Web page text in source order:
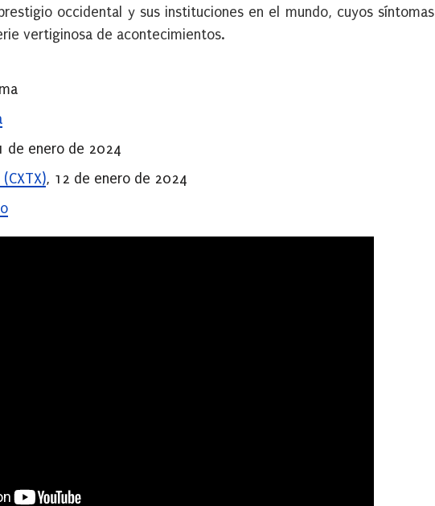
occidental y sus instituciones en el mundo, cuyos síntomas
vertiginosa de acontecimientos.
de enero de 2024
, 12 de enero de 2024